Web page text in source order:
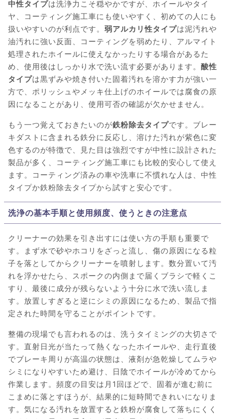
中性タイプは洗浄力こそ穏やかですが、ホイールやタイ
ヤ、コーティング施工車にも使いやすく、初めての人にも
扱いやすいのが利点です。 弱アルカリ性タイプは泥汚れや
油汚れに強い反面、コーティングを弱めたり、アルマイト
処理されたホイールに使えなかったりする場合があるた
め、使用後はしっかり水で洗い流す必要があります。 酸性
タイプは黒ずみや焼き付いた固着汚れを溶かす力が強い一
方で、ポリッシュやメッキ仕上げのホイールでは腐食の原
因になることがあり、使用可否の確認が欠かせません。
もう一つ覚えておきたいのが鉄粉除去タイプです。ブレー
キダストに含まれる鉄分に反応し、溶けた汚れが紫色に変
色するのが特徴で、見た目は強烈ですが中性に設計された
製品が多く、コーティング施工車にも比較的安心して使え
ます。コーティング済みの車や洗車に不慣れな人は、中性
タイプか鉄粉除去タイプから試すと安心です。
洗浄の基本手順と使用頻度、使うときの注意点
クリーナーの効果を引き出すには使い方の手順も重要で
す。まず水で砂やホコリをざっと流し、傷の原因になる粒
子を落としてからクリーナーを噴射します。数分置いて汚
れを浮かせたら、スポークの内側まで届くブラシで軽くこ
すり、最後に成分が残らないよう十分に水で洗い流しま
す。放置しすぎると逆にシミの原因になるため、製品で指
定された時間を守ることがポイントです。
整備の現場でも言われるのは、洗うタイミングの大切さで
す。直射日光が当たって熱くなったホイールや、走行直後
でブレーキ周りが高温の状態は、液剤が急乾燥してムラや
シミになりやすいため避け、日陰でホイールが冷めてから
作業します。頻度の目安は月1回ほどで、固着が進む前に
こまめに落とすほうが、結果的に短時間できれいになりま
す。気になる汚れを放置すると鉄粉が腐食して落ちにくく